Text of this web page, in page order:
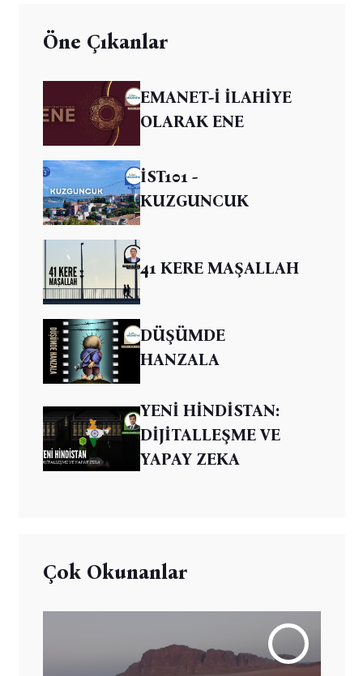
Öne Çıkanlar
EMANET-İ İLAHİYE
OLARAK ENE
İST101 -
KUZGUNCUK
41 KERE MAŞALLAH
DÜŞÜMDE
HANZALA
YENİ HİNDİSTAN:
DİJİTALLEŞME VE
YAPAY ZEKA
Çok Okunanlar